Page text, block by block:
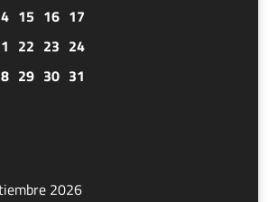
15 16 17
22 23 24
29 30 31
2026